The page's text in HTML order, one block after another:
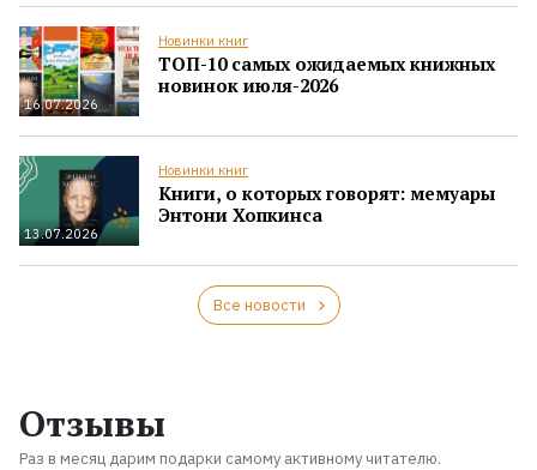
16.07.2026
Новинки книг
ТОП-10 самых ожидаемых книжных
новинок июля-2026
13.07.2026
Новинки книг
Книги, о которых говорят: мемуары
Энтони Хопкинса
Все новости
Отзывы
Раз в месяц дарим подарки самому активному читателю.